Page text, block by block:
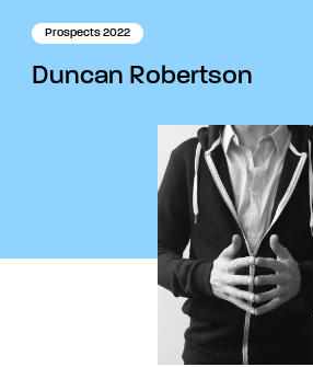
Prospects 2022
Duncan Robertson